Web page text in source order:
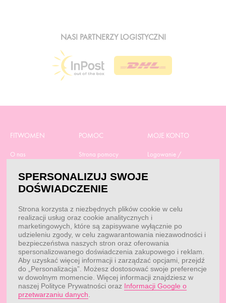
NASI PARTNERZY LOGISTYCZNI
FITWOMEN
O nas
RODO
Obowiązek
Dane do przelewu
Przepisy
Blog
POMOC
Strona pomocy
Regulamin zakupów
Aktualne promocje
Odstąp od umowy tutaj
Dobór suplementacji
Kontakt
MOJE KONTO
Logowanie /
Moje zamówienia
KONTAKT
Obsługa klienta:
pon. - pt.: 7:00 - 18:00
Obsługa klienta:
SPERSONALIZUJ SWOJE
DOŚWIADCZENIE
Strona korzysta z niezbędnych plików cookie w celu
realizacji usług oraz cookie analitycznych i
marketingowych, które są zapisywane wyłącznie po
udzieleniu zgody, w celu zagwarantowania niezawodności i
bezpieczeństwa naszych stron oraz oferowania
spersonalizowanego doświadczenia zakupowego i reklam.
Aby uzyskać więcej informacji i zarządzać opcjami, przejdź
do „Personalizacja”. Możesz dostosować swoje preferencje
w dowolnym momencie. Więcej informacji znajdziesz w
naszej Polityce Prywatności oraz Informacji Google o
przetwarzaniu danych